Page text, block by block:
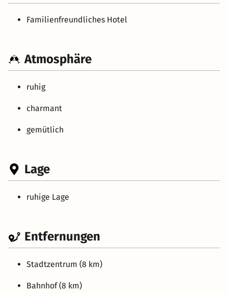
Familienfreundliches Hotel
Atmosphäre
ruhig
charmant
gemütlich
Lage
ruhige Lage
Entfernungen
Stadtzentrum (8 km)
Bahnhof (8 km)